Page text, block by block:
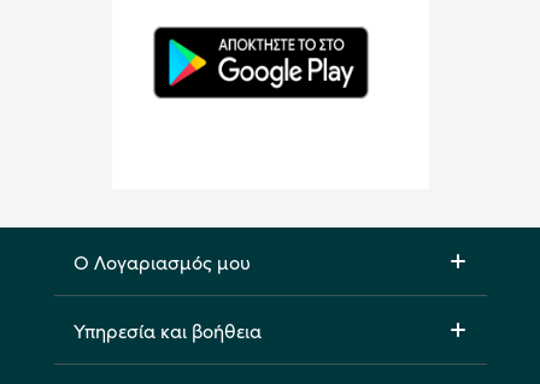
Ο Λογαριασμός μου
Υπηρεσία και βοήθεια